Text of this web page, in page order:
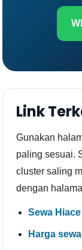
Link
Gunakan
paling sesuai.
cluster saling
dengan
Sewa
Harga